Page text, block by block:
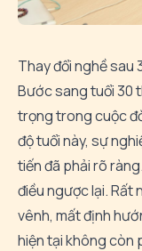
Thay đổi nghề sau
Bước sang tuổi 30
trọng trong cuộc
độ tuổi này, sự
tiến đã phải rõ
điều ngược lại. Rất
vênh, mất định
hiện tại không còn